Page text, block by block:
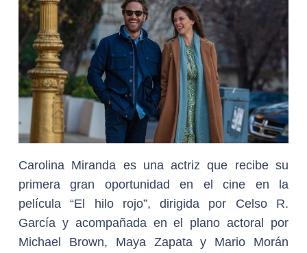
Carolina Miranda es una actriz que recibe su
primera gran oportunidad en el cine en la
película “El hilo rojo”, dirigida por Celso R.
García y acompañada en el plano actoral por
Michael Brown, Maya Zapata y Mario Morán